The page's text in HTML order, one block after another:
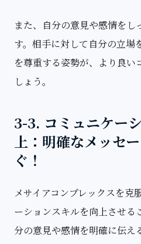
また、自分の意見や感情を
す。相手に対して自分の立場
を尊重する姿勢が、より良
しょう。
3-3. コミュニケー
上：明確なメッセ
ぐ！
メサイアコンプレックスを克
ーションスキルを向上させる
分の意見や感情を明確に伝え